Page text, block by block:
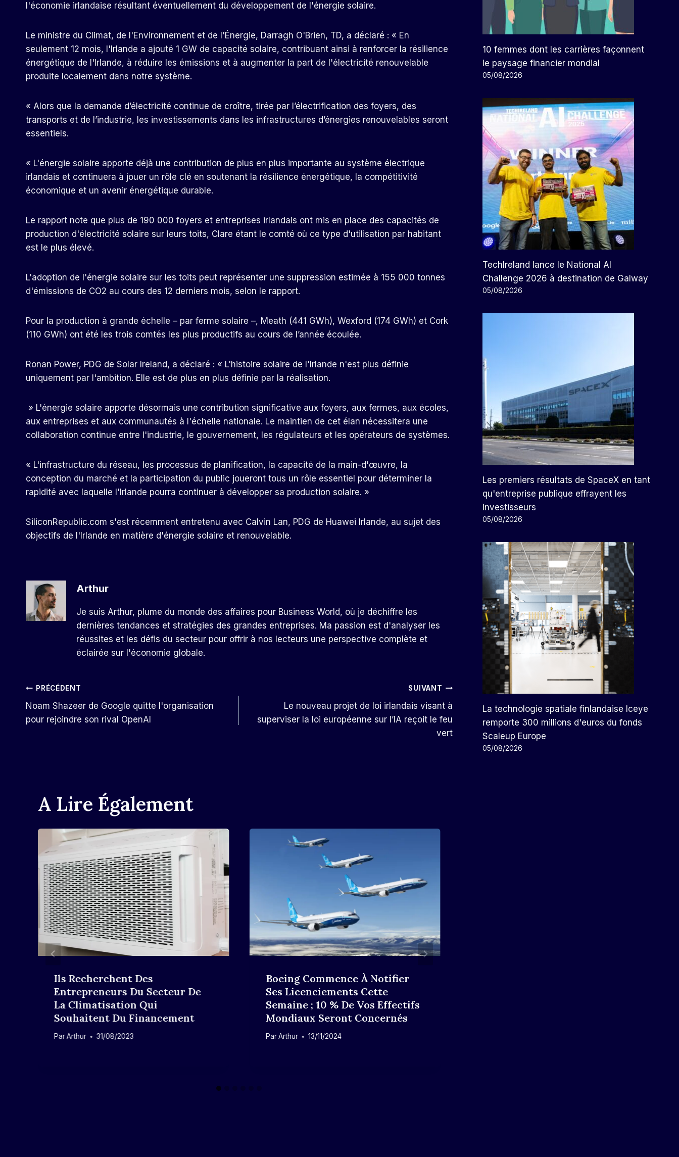
l'économie irlandaise résultant éventuellement du développement de l'énergie solaire.
Le ministre du Climat, de l'Environnement et de l'Énergie, Darragh O'Brien, TD, a déclaré : « En
seulement 12 mois, l'Irlande a ajouté 1 GW de capacité solaire, contribuant ainsi à renforcer la résilience
énergétique de l'Irlande, à réduire les émissions et à augmenter la part de l'électricité renouvelable
produite localement dans notre système.
« Alors que la demande d’électricité continue de croître, tirée par l’électrification des foyers, des
transports et de l’industrie, les investissements dans les infrastructures d’énergies renouvelables seront
essentiels.
« L'énergie solaire apporte déjà une contribution de plus en plus importante au système électrique
irlandais et continuera à jouer un rôle clé en soutenant la résilience énergétique, la compétitivité
économique et un avenir énergétique durable.
Le rapport note que plus de 190 000 foyers et entreprises irlandais ont mis en place des capacités de
production d'électricité solaire sur leurs toits, Clare étant le comté où ce type d'utilisation par habitant
est le plus élevé.
L'adoption de l'énergie solaire sur les toits peut représenter une suppression estimée à 155 000 tonnes
d'émissions de CO2 au cours des 12 derniers mois, selon le rapport.
Pour la production à grande échelle – par ferme solaire –, Meath (441 GWh), Wexford (174 GWh) et Cork
(110 GWh) ont été les trois comtés les plus productifs au cours de l’année écoulée.
Ronan Power, PDG de Solar Ireland, a déclaré : « L'histoire solaire de l'Irlande n'est plus définie
uniquement par l'ambition. Elle est de plus en plus définie par la réalisation.
» L'énergie solaire apporte désormais une contribution significative aux foyers, aux fermes, aux écoles,
aux entreprises et aux communautés à l'échelle nationale. Le maintien de cet élan nécessitera une
collaboration continue entre l'industrie, le gouvernement, les régulateurs et les opérateurs de systèmes.
« L'infrastructure du réseau, les processus de planification, la capacité de la main-d'œuvre, la
conception du marché et la participation du public joueront tous un rôle essentiel pour déterminer la
rapidité avec laquelle l'Irlande pourra continuer à développer sa production solaire. »
SiliconRepublic.com s'est récemment entretenu avec Calvin Lan, PDG de Huawei Irlande, au sujet des
objectifs de l'Irlande en matière d'énergie solaire et renouvelable.
Arthur
Je suis Arthur, plume du monde des affaires pour Business World, où je déchiffre les
dernières tendances et stratégies des grandes entreprises. Ma passion est d'analyser les
réussites et les défis du secteur pour offrir à nos lecteurs une perspective complète et
éclairée sur l'économie globale.
Navigation
De
PRÉCÉDENT
Noam Shazeer de Google quitte l'organisation
pour rejoindre son rival OpenAI
SUIVANT
Le nouveau projet de loi irlandais visant à
superviser la loi européenne sur l’IA reçoit le feu
vert
A Lire Également
Ils Recherchent Des
Entrepreneurs Du Secteur De
La Climatisation Qui
Souhaitent Du Financement
ParArthur 31/08/2023
Boeing Commence À Notifier
Ses Licenciements Cette
Semaine ; 10 % De Vos Effectifs
Mondiaux Seront Concernés
Par Arthur 13/11/2024
10 femmes dont les carrières façonnent
le paysage financier mondial
05/08/2026
TechIreland lance le National AI
Challenge 2026 à destination de Galway
05/08/2026
Les premiers résultats de SpaceX en tant
qu'entreprise publique effrayent les
investisseurs
05/08/2026
La technologie spatiale finlandaise Iceye
remporte 300 millions d'euros du fonds
Scaleup Europe
05/08/2026